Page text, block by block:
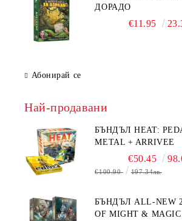
ДОРАДО
€11.95
Абонирай се
Най-продавани
БЪНДЪЛ HEAT:
METAL + ARRIVEE
€50.45
€100.90 197.34лв.
БЪНДЪЛ ALL-NEW
OF MIGHT &